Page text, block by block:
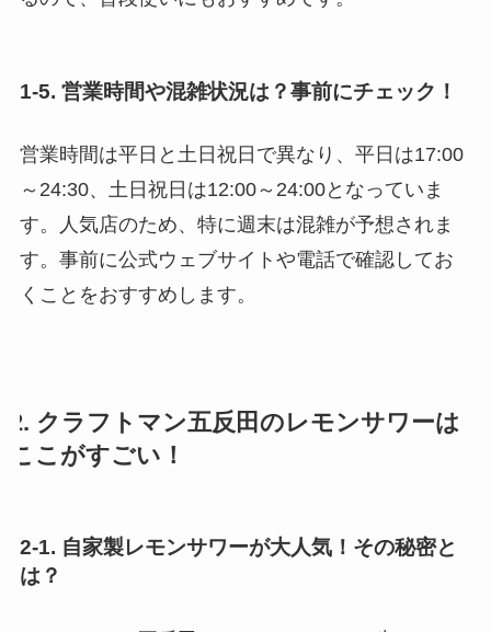
1-5. 営業時間や混雑状況は？事前にチェック！
営業時間は平日と土日祝日で異なり、平日は17:00
～24:30、土日祝日は12:00～24:00となっていま
す。人気店のため、特に週末は混雑が予想されま
す。事前に公式ウェブサイトや電話で確認してお
くことをおすすめします。
2. クラフトマン五反田のレモンサワーは
ここがすごい！
2-1. 自家製レモンサワーが大人気！その秘密と
は？